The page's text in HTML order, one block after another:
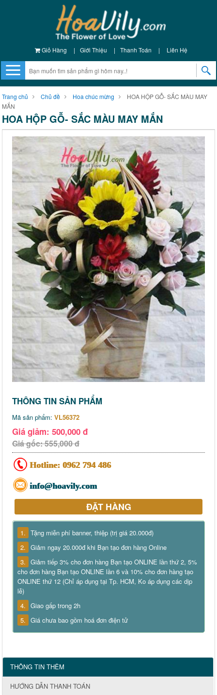
Giỏ Hàng | Giới Thiệu | Thanh Toán | Liên Hệ
Trang chủ Chủ đề Hoa chúc mừng
HOA HỘP GỖ- SẮC MÀU MAY
MẮN
HOA HỘP GỖ- SẮC MÀU MAY MẮN
THÔNG TIN SẢN PHẨM
Mã sản phẩm: VL56372
Giá giảm: 500,000 đ
Giá gốc: 555,000 đ
Hotline: 0962 794 486
info@hoavily.com
ĐẶT HÀNG
1. Tặng miễn phí banner, thiệp (trị giá 20.000đ)
2. Giảm ngay 20.000đ khi Bạn tạo đơn hàng Online
3. Giảm tiếp 3% cho đơn hàng Bạn tạo ONLINE lần thứ 2, 5%
cho đơn hàng Bạn tạo ONLINE lần 6 và 10% cho đơn hàng tạo
ONLINE thứ 12 (Chỉ áp dụng tại Tp. HCM, Ko áp dụng các dịp
lễ)
4. Giao gấp trong 2h
5. Giá chưa bao gồm hoá đơn điện tử
THÔNG TIN THÊM
HƯỚNG DẪN THANH TOÁN